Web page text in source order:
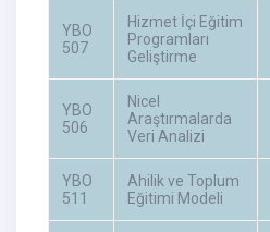
YBO
507
Hizmet İçi Eğitim
Programları
Geliştirme
YBO
506
Nicel
Araştırmalarda
Veri Analizi
YBO
511
Ahilik ve Toplum
Eğitimi Modeli